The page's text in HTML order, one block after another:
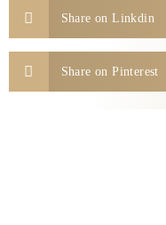
Share on Linkdin
Share on Pinterest